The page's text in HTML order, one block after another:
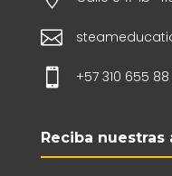

 +57 310 655
Reciba